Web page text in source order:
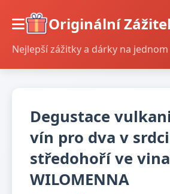
Originální
Nejlepší zážitky a dárky na
Degustace
vín pro dva v
středohoří ve
WILOMENNA